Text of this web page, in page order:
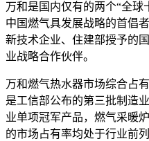
万和是国内仅有的两个“全球
中国燃气具发展战略的首倡
新技术企业、住建部授予的
业战略合作伙伴。
万和燃气热水器市场综合占
是工信部公布的第三批制造
业单项冠军产品，燃气采暖
的市场占有率均处于行业前